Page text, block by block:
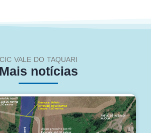
CIC VALE DO TAQUARI
Mais notícias